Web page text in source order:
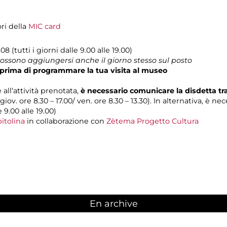
della MIC card
(tutti i giorni dalle 9.00 alle 19.00)
aggiungersi anche il giorno stesso sul posto
prima di programmare la tua visita al museo
prenotata, è necessario comunicare la disdetta
ore 8.30 – 17.00/ ven. ore 8.30 – 13.30). In alternativa, è
alle 19.00)
in collaborazione con Zètema Progetto Cultura
En archive